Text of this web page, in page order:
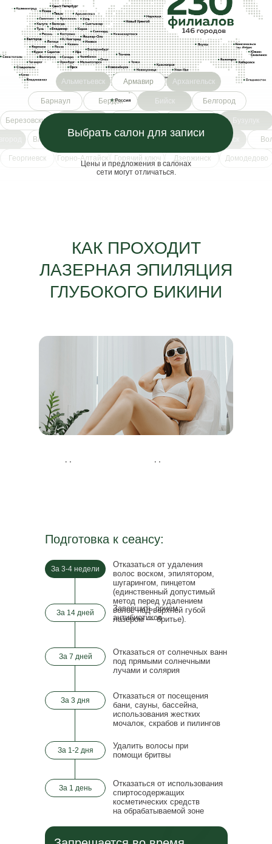
Альметьевск Армавир Архангельск
Барнаул Бердск Бийск Белгород
Владивосток
Березовский
Владикавказ
Георгиевск
Владимир
Горно-Алтайск
Бузулук
Горячий ключ
Волгодонск
Дзержинск Домодедово
Выбрать салон для записи
Цены и предложения в салонах
сети могут отличаться.
КАК ПРОХОДИТ
ЛАЗЕРНАЯ ЭПИЛЯЦИЯ
ГЛУБОКОГО БИКИНИ
За 3-4 недели
За 7 дней
За 1-2 дня
За 14 дней
За 3 дня
За 1 день
Отказаться от удаления
волос воском, эпилятором,
шугарингом, пинцетом
(единственный допустимый
метод перед удалением
волос над верхней губой
лазером — бритье).
Отказаться от солнечных ванн
под прямыми солнечными
лучами и солярия
Завершить прием
антибиотиков
Отказаться от посещения
бани, сауны, бассейна,
использования жестких
мочалок, скрабов и пилингов
Отказаться от использования
спиртосодержащих
косметических средств
на обрабатываемой зоне
Удалить волосы при
помощи бритвы
Подготовка к сеансу: